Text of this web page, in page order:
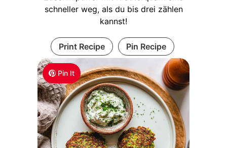
Pin It
schneller weg, als du bis drei zählen
kannst!
Print Recipe Pin Recipe